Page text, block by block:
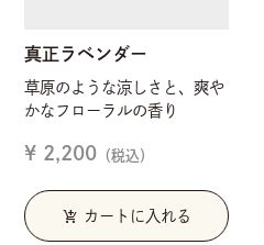
真正ラベンダー
草原のような涼しさと、爽や
かなフローラルの香り
¥ 2,200 （税込）
add_shopping_cart カートに入れる